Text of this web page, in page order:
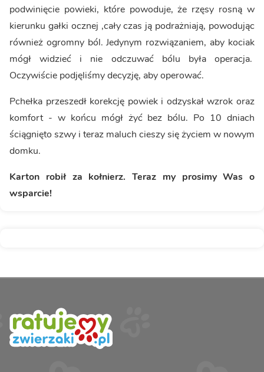
podwinięcie powieki, które powoduje, że rzęsy rosną w
kierunku gałki ocznej ,cały czas ją podrażniają, powodując
również ogromny ból. Jedynym rozwiązaniem, aby kociak
mógł widzieć i nie odczuwać bólu była operacja.
Oczywiście podjęliśmy decyzję, aby operować.
Pchełka przeszedł korekcję powiek i odzyskał wzrok oraz
komfort - w końcu mógł żyć bez bólu. Po 10 dniach
ściągnięto szwy i teraz maluch cieszy się życiem w nowym
domku.
Karton robił za kołnierz. Teraz my prosimy Was o
wsparcie!